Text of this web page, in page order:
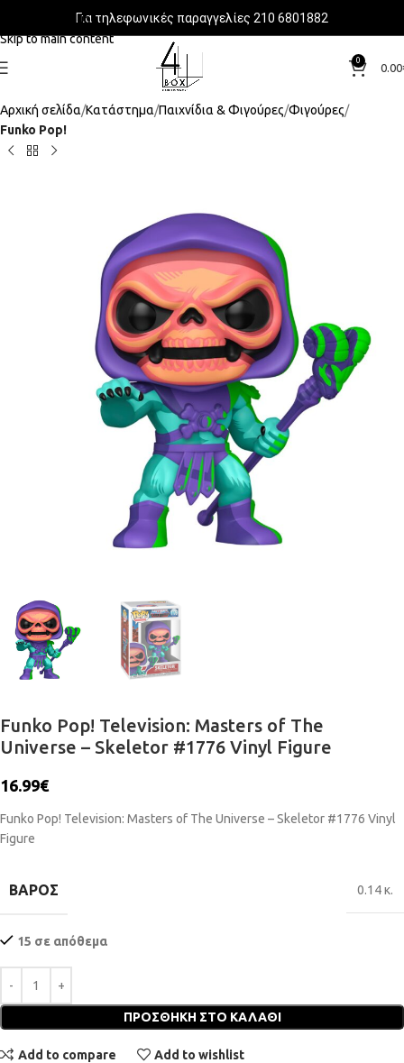
Skip to navigation
Skip to main content
Για τηλεφωνικές παραγγελίες 210 6801882
0
0.00
Αρχική σελίδα Κατάστημα Παιχνίδια & Φιγούρες Φιγούρες
Funko Pop!
Funko Pop! Television: Masters of The
Universe – Skeletor #1776 Vinyl Figure
16.99€
Funko Pop! Television: Masters of The Universe – Skeletor #1776 Vinyl
Figure
ΒΆΡΟΣ 0.14 κ.
15 σε απόθεμα
ΠΡΟΣΘΉΚΗ ΣΤΟ ΚΑΛΆΘΙ
Add to compare Add to wishlist